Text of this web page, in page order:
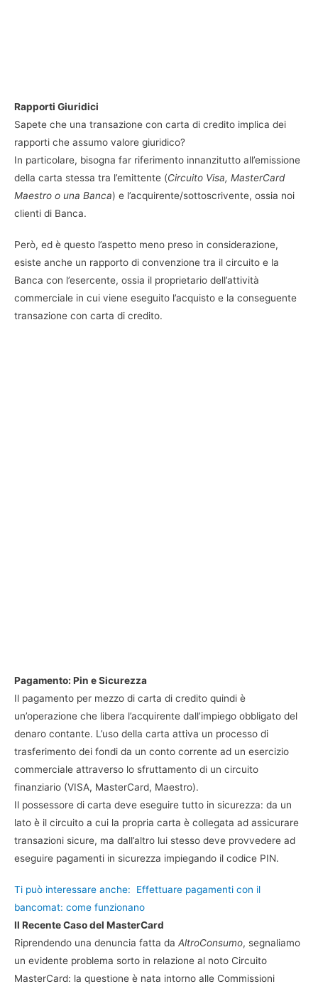
Rapporti Giuridici
Sapete che una transazione con carta di credito implica dei
rapporti che assumo valore giuridico?
In particolare, bisogna far riferimento innanzitutto all’emissione
della carta stessa tra l’emittente (Circuito Visa, MasterCard
Maestro o una Banca) e l’acquirente/sottoscrivente, ossia noi
clienti di Banca.
Però, ed è questo l’aspetto meno preso in considerazione,
esiste anche un rapporto di convenzione tra il circuito e la
Banca con l’esercente, ossia il proprietario dell’attività
commerciale in cui viene eseguito l’acquisto e la conseguente
transazione con carta di credito.
Pagamento: Pin e Sicurezza
Il pagamento per mezzo di carta di credito quindi è
un’operazione che libera l’acquirente dall’impiego obbligato del
denaro contante. L’uso della carta attiva un processo di
trasferimento dei fondi da un conto corrente ad un esercizio
commerciale attraverso lo sfruttamento di un circuito
finanziario (VISA, MasterCard, Maestro).
Il possessore di carta deve eseguire tutto in sicurezza: da un
lato è il circuito a cui la propria carta è collegata ad assicurare
transazioni sicure, ma dall’altro lui stesso deve provvedere ad
eseguire pagamenti in sicurezza impiegando il codice PIN.
Ti può interessare anche:
Effettuare pagamenti con il
bancomat: come funzionano
Il Recente Caso del MasterCard
Riprendendo una denuncia fatta da AltroConsumo, segnaliamo
un evidente problema sorto in relazione al noto Circuito
MasterCard: la questione è nata intorno alle Commissioni